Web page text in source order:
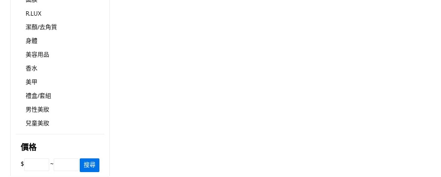
R.LUX
潔顏/去角質
身體
美容用品
香水
美甲
禮盒/套組
男性美妝
兒童美妝
價格
$ ~ 搜尋